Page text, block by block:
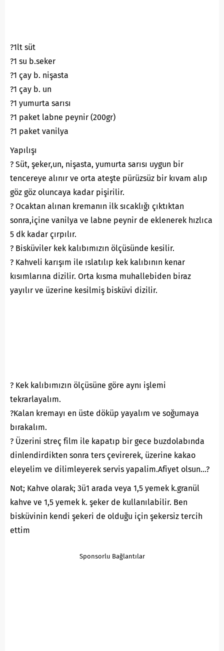
?1lt süt
?1 su b.seker
?1 çay b. nişasta
?1 çay b. un
?1 yumurta sarısı
?1 paket labne peynir (200gr)
?1 paket vanilya
Yapılışı
? Süt, şeker,un, nişasta, yumurta sarısı uygun bir
tencereye alınır ve orta ateşte pürüzsüz bir kıvam alıp
göz göz oluncaya kadar pişirilir.
? Ocaktan alınan kremanın ilk sıcaklığı çıktıktan
sonra,içine vanilya ve labne peynir de eklenerek hızlıca
5 dk kadar çırpılır.
? Bisküviler kek kalıbımızın ölçüsünde kesilir.
? Kahveli karışım ile ıslatılıp kek kalıbının kenar
kısımlarına dizilir. Orta kısma muhallebiden biraz
yayılır ve üzerine kesilmiş bisküvi dizilir.
? Kek kalıbımızın ölçüsüne göre aynı işlemi
tekrarlayalım.
?Kalan kremayı en üste döküp yayalım ve soğumaya
bırakalım.
? Üzerini streç film ile kapatıp bir gece buzdolabında
dinlendirdikten sonra ters çevirerek, üzerine kakao
eleyelim ve dilimleyerek servis yapalim.Afiyet olsun…?
Not; Kahve olarak; 3ü1 arada veya 1,5 yemek k.granül
kahve ve 1,5 yemek k. şeker de kullanılabilir. Ben
bisküvinin kendi şekeri de olduğu için şekersiz tercih
ettim
Sponsorlu Bağlantılar